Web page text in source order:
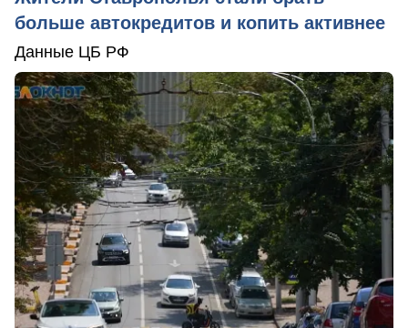
больше автокредитов и копить активнее
Данные ЦБ РФ